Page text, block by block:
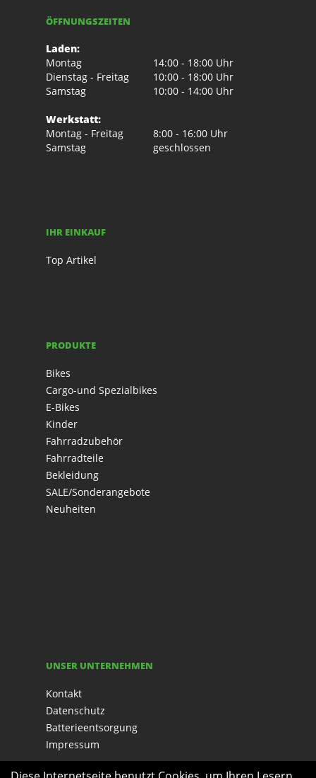
ÖFFNUNGSZEITEN
Laden:
Montag
14:00 - 18:00 Uhr
Dienstag - Freitag
10:00 - 18:00 Uhr
Samstag
10:00 - 14:00 Uhr
Werkstatt:
Montag - Freitag
8:00 - 16:00 Uhr
Samstag
geschlossen
IHR EINKAUF
Top Artikel
PRODUKTE
Bikes
Cargo-und Spezialbikes
E-Bikes
Kinder
Fahrradzubehör
Fahrradteile
Bekleidung
SALE/Sonderangebote
Neuheiten
UNSER UNTERNEHMEN
Kontakt
Datenschutz
Batterieentsorgung
Impressum